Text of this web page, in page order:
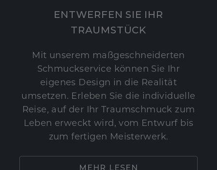
ENTWERFEN SIE IHR
TRAUMSTÜCK
Mit unserem maßgeschneiderten
Schmuckservice können Sie Ihr
eigenes Design in die Realität
umsetzen. Erleben Sie die individuelle
Reise, auf der Ihr Traumschmuck zum
Leben erweckt wird, vom Entwurf bis
zum fertigen Meisterwerk.
MEHR LESEN